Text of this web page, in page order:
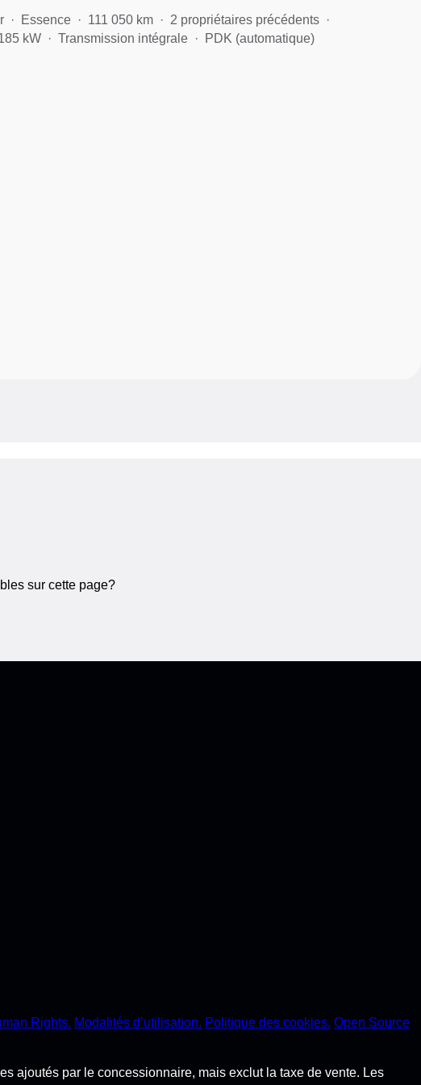
Essence 111 050 km
2 propriétaires précédents
kW Transmission intégrale
PDK (automatique)
sur cette page?
Rights. Modalités d’utilisation. Politique des cookies. Open Source
ajoutés par le concessionnaire, mais exclut la taxe de vente. Les